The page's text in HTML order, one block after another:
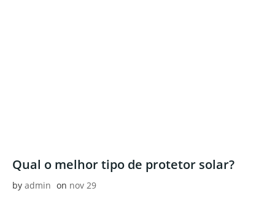
Qual o melhor tipo de protetor solar?
by admin on nov 29